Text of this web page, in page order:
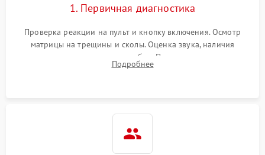
1. Первичная диагностика
Проверка реакции на пульт и кнопку включения. Осмотр
матрицы на трещины и сколы. Оценка звука, наличия
подсветки и индикаторов ошибок. Подключение тестовых
источников сигнала для выявления симптомов поломки.
Подробнее